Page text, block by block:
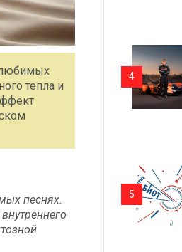
любимых
тепла и
песнях.
4
5